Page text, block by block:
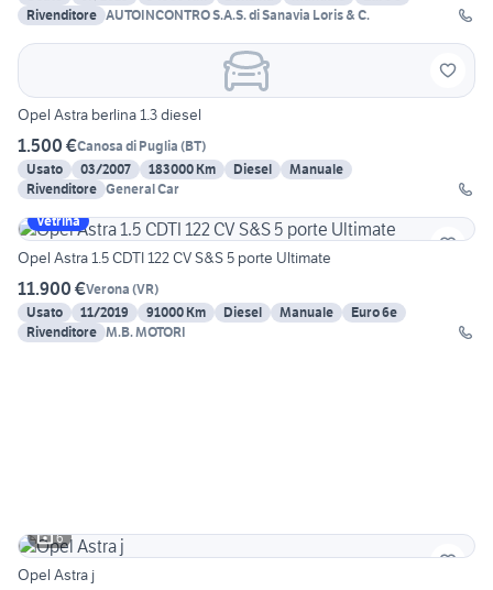
Rivenditore AUTOINCONTRO S.A.S. di Sanavia Loris & C.
Opel Astra berlina 1.3 diesel
1.500 €Canosa di Puglia (BT)
Usato
03/2007 183000 Km Diesel
Manuale
Rivenditore General Car
Vetrina
Opel Astra 1.5 CDTI 122 CV S&S 5 porte Ultimate
11.900 €Verona (VR)
Usato
11/2019 91000 Km Diesel Manuale
Euro 6e
Rivenditore M.B. MOTORI
6
Opel Astra j